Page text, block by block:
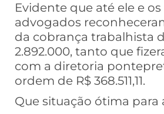
Evidente que até ele e os
advogados
da cobrança trabalhista
2.892.000, tanto que
com a diretoria
ordem de R$ 368.511,11.
Que situação ótima para